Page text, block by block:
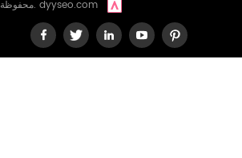
محفوظة. dyyseo.com